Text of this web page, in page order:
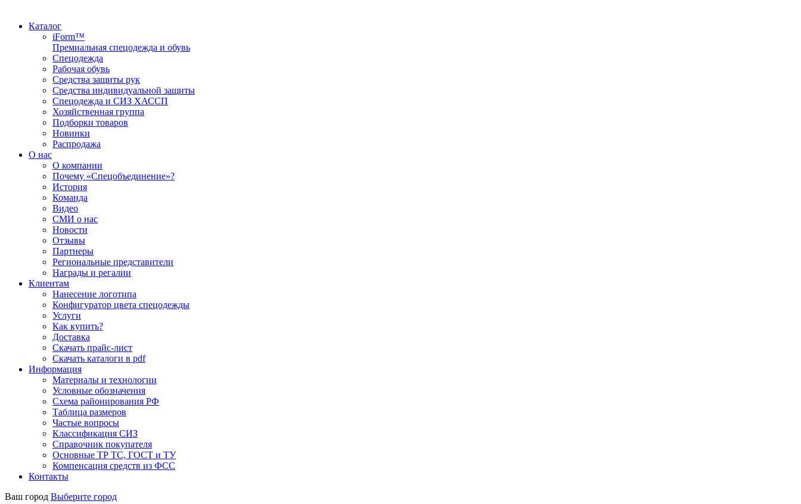
Каталог
iForm™
Премиальная спецодежда и обувь
Спецодежда
Рабочая обувь
Средства защиты рук
Средства индивидуальной защиты
Спецодежда и СИЗ ХАССП
Хозяйственная группа
Подборки товаров
Новинки
Распродажа
О нас
О компании
Почему «Спецобъединение»?
История
Команда
Видео
СМИ о нас
Новости
Отзывы
Партнеры
Региональные представители
Награды и регалии
Клиентам
Нанесение логотипа
Конфигуратор цвета спецодежды
Услуги
Как купить?
Доставка
Скачать прайс-лист
Скачать каталоги в pdf
Информация
Материалы и технологии
Условные обозначения
Схема районирования РФ
Таблица размеров
Частые вопросы
Классификация СИЗ
Справочник покупателя
Основные ТР ТС, ГОСТ и ТУ
Компенсация средств из ФСС
Контакты
Ваш город Выберите город